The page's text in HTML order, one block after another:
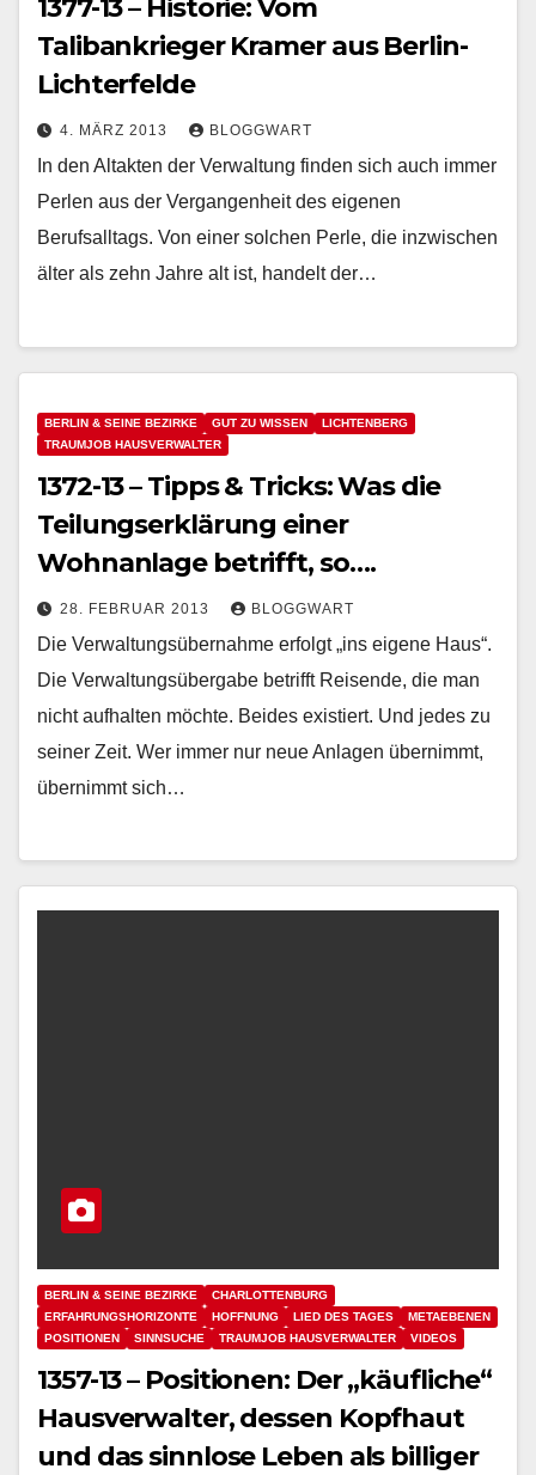
1377-13 – Historie: Vom
Talibankrieger Kramer aus Berlin-
Lichterfelde
4. MÄRZ 2013 BLOGGWART
In den Altakten der Verwaltung finden sich auch immer
Perlen aus der Vergangenheit des eigenen
Berufsalltags. Von einer solchen Perle, die inzwischen
älter als zehn Jahre alt ist, handelt der…
BERLIN & SEINE BEZIRKE GUT ZU WISSEN
LICHTENBERG
TRAUMJOB HAUSVERWALTER
1372-13 – Tipps & Tricks: Was die
Teilungserklärung einer
Wohnanlage betrifft, so….
28. FEBRUAR 2013 BLOGGWART
Die Verwaltungsübernahme erfolgt „ins eigene Haus“.
Die Verwaltungsübergabe betrifft Reisende, die man
nicht aufhalten möchte. Beides existiert. Und jedes zu
seiner Zeit. Wer immer nur neue Anlagen übernimmt,
übernimmt sich…
BERLIN & SEINE BEZIRKE
CHARLOTTENBURG
ERFAHRUNGSHORIZONTE
HOFFNUNG LIED DES TAGES
METAEBENEN
POSITIONEN
SINNSUCHE TRAUMJOB HAUSVERWALTER VIDEOS
1357-13 – Positionen: Der „käufliche“
Hausverwalter, dessen Kopfhaut
und das sinnlose Leben als billiger